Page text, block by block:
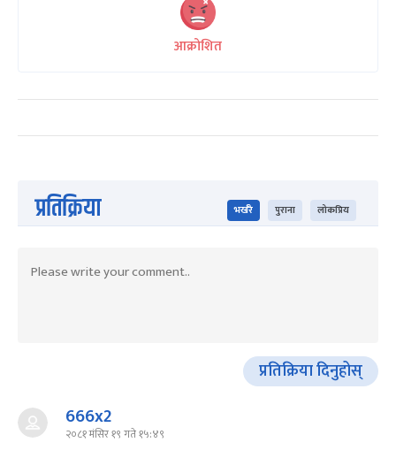
आक्रोशित
प्रतिक्रिया भर्खरै पुराना लोकप्रिय
प्रतिक्रिया दिनुहोस्
666x2
२०८१ मंसिर १९ गते १५:४९